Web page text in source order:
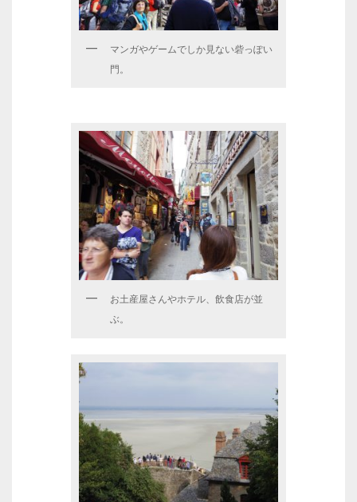
マンガやゲームでしか見ない砦っぽい
門。
お土産屋さんやホテル、飲食店が並
ぶ。